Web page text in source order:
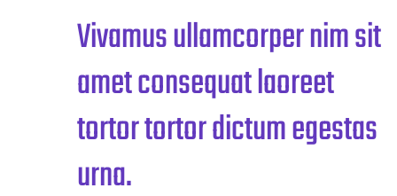
Vivamus ullamcorper nim sit
amet consequat laoreet
tortor tortor dictum egestas
urna.